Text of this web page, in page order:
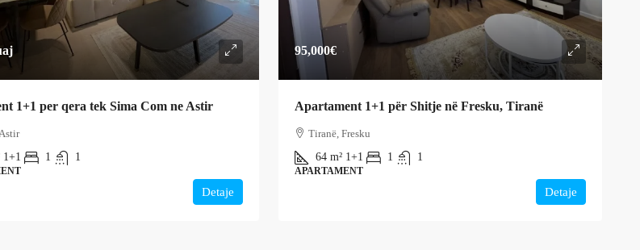
1+1 per qera tek Sima Com ne Astir
1+1 1 1
Detaje
95,000€
Apartament 1+1 për Shitje në Fresku, Tiranë
Tiranë, Fresku
64 m² 1+1 1 1
APARTAMENT
Detaje